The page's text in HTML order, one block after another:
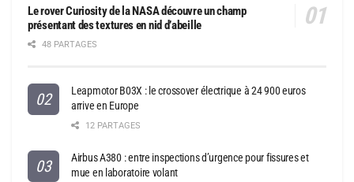
Le rover Curiosity de la NASA découvre un champ
présentant des textures en nid d’abeille
48 PARTAGES
Leapmotor B03X : le crossover électrique à 24 900 euros
arrive en Europe
12 PARTAGES
Airbus A380 : entre inspections d’urgence pour fissures et
mue en laboratoire volant